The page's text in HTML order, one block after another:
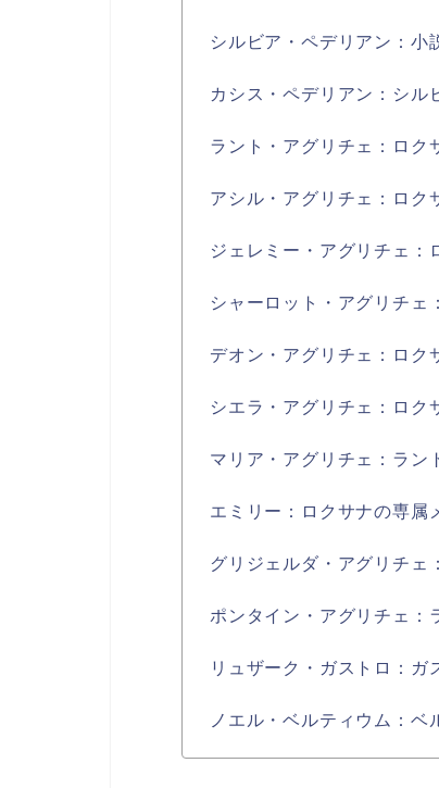
シルビア・ペデリアン：小
カシス・ペデリアン：シル
ラント・アグリチェ：ロク
アシル・アグリチェ：ロク
ジェレミー・アグリチェ：
シャーロット・アグリチェ
デオン・アグリチェ：ロク
シエラ・アグリチェ：ロク
マリア・アグリチェ：ラン
エミリー：ロクサナの専属
グリジェルダ・アグリチェ
ポンタイン・アグリチェ：
リュザーク・ガストロ：ガ
ノエル・ベルティウム：ベ